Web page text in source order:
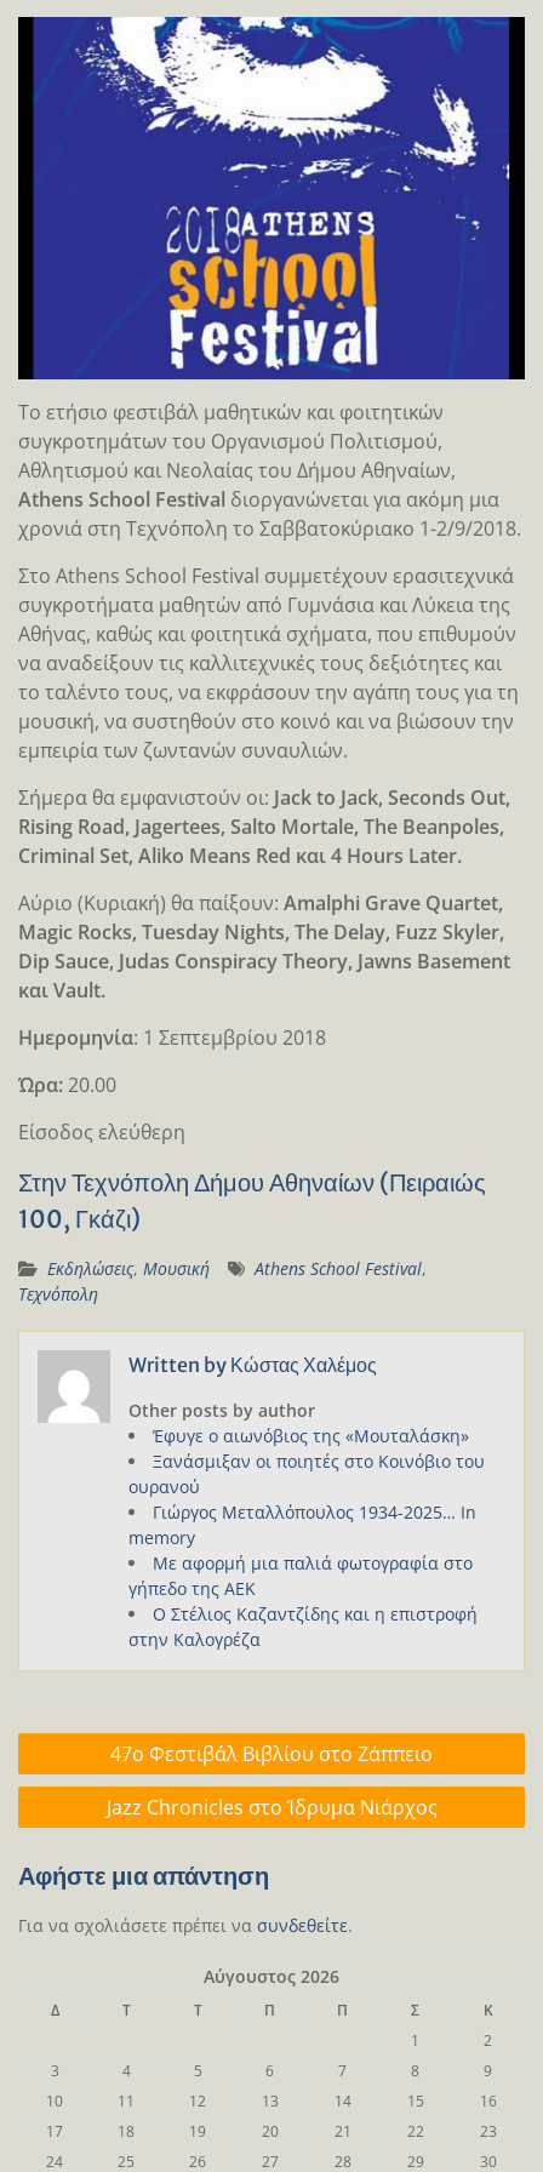
Το ετήσιο φεστιβάλ μαθητικών και φοιτητικών
συγκροτημάτων του Οργανισμού Πολιτισμού,
Αθλητισμού και Νεολαίας του Δήμου Αθηναίων,
Athens School Festival διοργανώνεται για ακόμη μια
χρονιά στη Τεχνόπολη το Σαββατοκύριακο 1-2/9/2018.
Στο Athens School Festival συμμετέχουν ερασιτεχνικά
συγκροτήματα μαθητών από Γυμνάσια και Λύκεια της
Αθήνας, καθώς και φοιτητικά σχήματα, που επιθυμούν
να αναδείξουν τις καλλιτεχνικές τους δεξιότητες και
το ταλέντο τους, να εκφράσουν την αγάπη τους για τη
μουσική, να συστηθούν στο κοινό και να βιώσουν την
εμπειρία των ζωντανών συναυλιών.
Σήμερα θα εμφανιστούν οι: Jack to Jack, Seconds Out,
Rising Road, Jagertees, Salto Mortale, The Beanpoles,
Criminal Set, Aliko Means Red και 4 Hours Later.
Αύριο (Κυριακή) θα παίξουν: Amalphi Grave Quartet,
Magic Rocks, Tuesday Nights, The Delay, Fuzz Skyler,
Dip Sauce, Judas Conspiracy Theory, Jawns Basement
και Vault.
Ημερομηνία: 1 Σεπτεμβρίου 2018
Ώρα:20.00
Είσοδος ελεύθερη
Στην Τεχνόπολη Δήμου Αθηναίων (Πειραιώς
100, Γκάζι)
Εκδηλώσεις, Μουσική Athens School Festival,
Τεχνόπολη
Written by Κώστας Χαλέμος
Other posts by author
Έφυγε ο αιωνόβιος της «Μουταλάσκη»
Ξανάσμιξαν οι ποιητές στο Κοινόβιο του
ουρανού
Γιώργος Μεταλλόπουλος 1934-2025… In
memory
Με αφορμή μια παλιά φωτογραφία στο
γήπεδο της ΑΕΚ
Ο Στέλιος Καζαντζίδης και η επιστροφή
στην Καλογρέζα
Πλοήγηση
άρθρων
47ο Φεστιβάλ Βιβλίου στο Ζάππειο
Jazz Chronicles στο Ίδρυμα Νιάρχος
Αφήστε μια απάντηση
Για να σχολιάσετε πρέπει να συνδεθείτε.
Αύγουστος 2026
Δ Τ Τ Π Π Σ
Κ
1
2
3
4 5 6 7 8
9
10
11 12 13 14 15
16
17
18 19 20 21 22
23
24
25 26 27 28 29 30